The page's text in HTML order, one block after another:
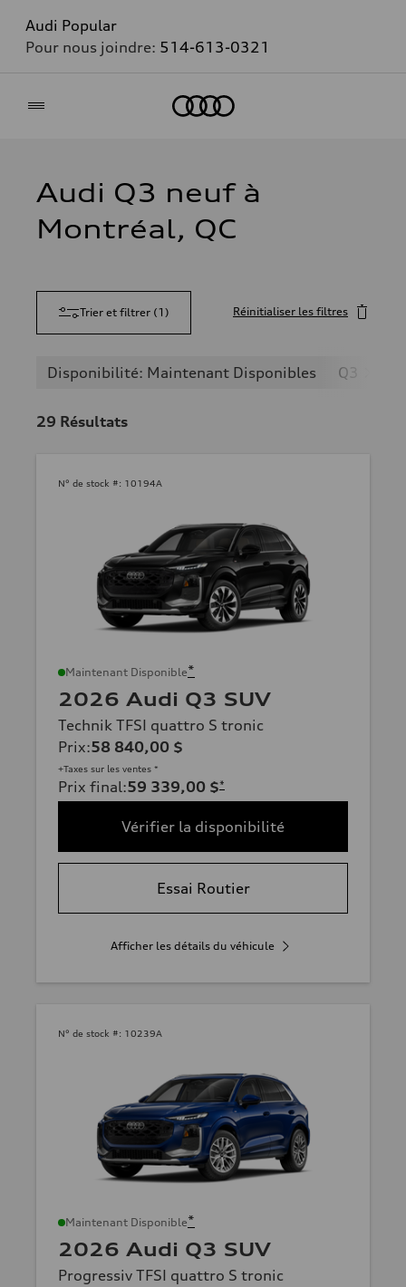
Audi Popular
Pour nous joindre: 514-613-0321
Audi Q3 neuf à
Montréal, QC
Trier et filtrer (1 ) Réinitialiser les filtres
Disponibilité: Maintenant Disponibles Q3
29 Résultats
N° de stock #: 10194A
Maintenant Disponible*
2026 Audi Q3 SUV
Technik TFSI quattro S tronic
Prix:58 840,00 $
+Taxes sur les ventes *
Prix final:59 339,00 $*
Vérifier la disponibilité
Essai Routier
Afficher les détails du véhicule
N° de stock #: 10239A
Maintenant Disponible*
2026 Audi Q3 SUV
Progressiv TFSI quattro S tronic